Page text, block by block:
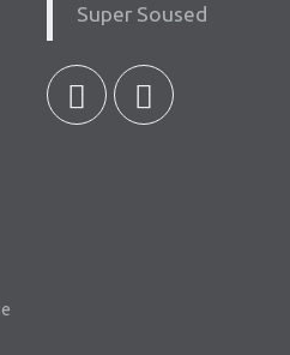
Super Soused